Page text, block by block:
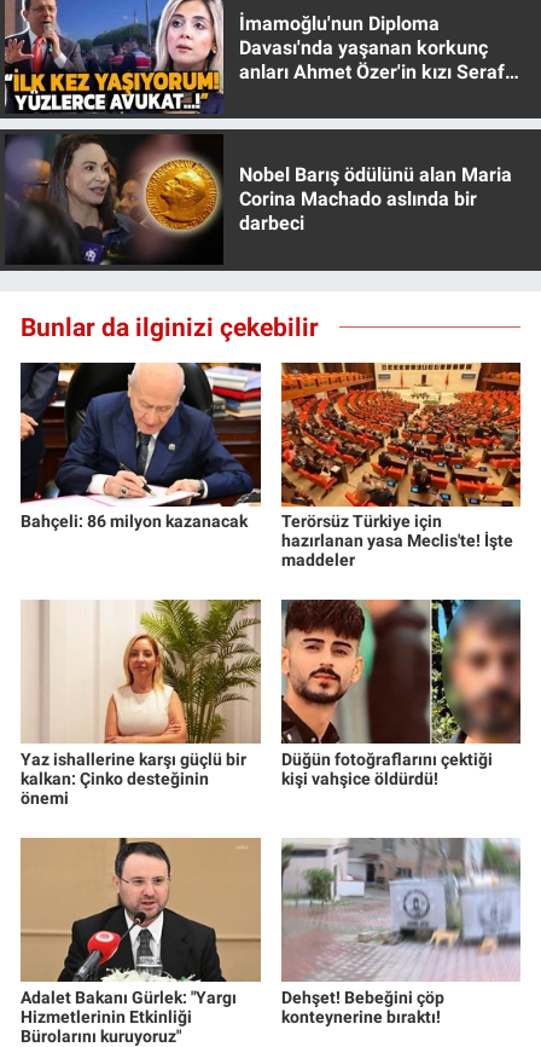
İmamoğlu'nun Diploma
Davası'nda yaşanan korkunç
anları Ahmet Özer'in kızı Seraf
Nobel Barış ödülünü alan Maria
Corina Machado aslında bir
darbeci
Bunlar da ilginizi çekebilir
Bahçeli: 86 milyon kazanacak
Terörsüz Türkiye için
hazırlanan yasa Meclis'te! İşte
maddeler
Yaz ishallerine karşı güçlü bir
kalkan: Çinko desteğinin
önemi
Düğün fotoğraflarını çektiği
kişi vahşice öldürdü!
Adalet Bakanı Gürlek: "Yargı
Hizmetlerinin Etkinliği
Bürolarını kuruyoruz"
Dehşet! Bebeğini çöp
konteynerine bıraktı!